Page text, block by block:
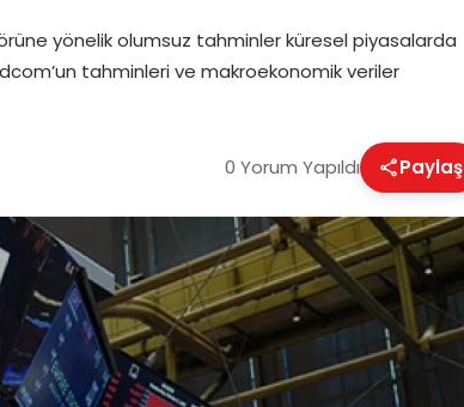
yönelik olumsuz tahminler küresel piyasalarda
tahminleri ve makroekonomik veriler
0 Yorum Yapıldı Paylaş